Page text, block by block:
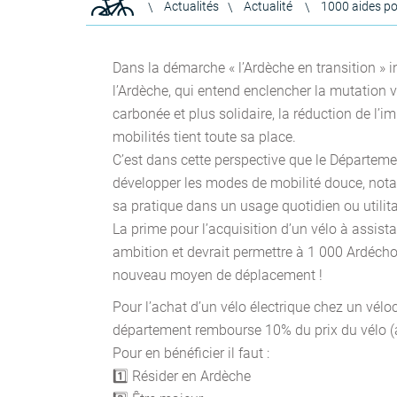
Actualités Actualité 1000 aides
Dans la démarche « l’Ardèche en transition »
l’Ardèche, qui entend enclencher la mutation
carbonée et plus solidaire, la réduction de
mobilités tient toute sa place.
C’est dans cette perspective que le
développer les modes de mobilité douce,
sa pratique dans un usage quotidien ou
La prime pour l’acquisition d’un vélo à
ambition et devrait permettre à 1 000
nouveau moyen de déplacement !
Pour l’achat d’un vélo électrique chez un
département rembourse 10% du prix du vélo
Pour en bénéficier il faut :
1️⃣ Résider en Ardèche